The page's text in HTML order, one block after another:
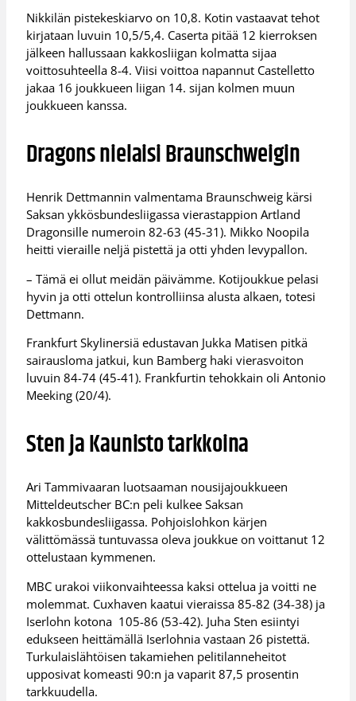
Nikkilän pistekeskiarvo on 10,8. Kotin vastaavat tehot
kirjataan luvuin 10,5/5,4. Caserta pitää 12 kierroksen
jälkeen hallussaan kakkosliigan kolmatta sijaa
voittosuhteella 8-4. Viisi voittoa napannut Castelletto
jakaa 16 joukkueen liigan 14. sijan kolmen muun
joukkueen kanssa.
Dragons nielaisi Braunschweigin
Henrik Dettmannin valmentama Braunschweig kärsi
Saksan ykkösbundesliigassa vierastappion Artland
Dragonsille numeroin 82-63 (45-31). Mikko Noopila
heitti vieraille neljä pistettä ja otti yhden levypallon.
– Tämä ei ollut meidän päivämme. Kotijoukkue pelasi
hyvin ja otti ottelun kontrolliinsa alusta alkaen, totesi
Dettmann.
Frankfurt Skylinersiä edustavan Jukka Matisen pitkä
sairausloma jatkui, kun Bamberg haki vierasvoiton
luvuin 84-74 (45-41). Frankfurtin tehokkain oli Antonio
Meeking (20/4).
Sten ja Kaunisto tarkkoina
Ari Tammivaaran luotsaaman nousijajoukkueen
Mitteldeutscher BC:n peli kulkee Saksan
kakkosbundesliigassa. Pohjoislohkon kärjen
välittömässä tuntuvassa oleva joukkue on voittanut 12
ottelustaan kymmenen.
MBC urakoi viikonvaihteessa kaksi ottelua ja voitti ne
molemmat. Cuxhaven kaatui vieraissa 85-82 (34-38) ja
Iserlohn kotona 105-86 (53-42). Juha Sten esiintyi
edukseen heittämällä Iserlohnia vastaan 26 pistettä.
Turkulaislähtöisen takamiehen pelitilanneheitot
upposivat komeasti 90:n ja vaparit 87,5 prosentin
tarkkuudella.